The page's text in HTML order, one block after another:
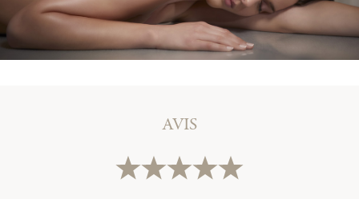
Créer une liste d'envies
AVIS